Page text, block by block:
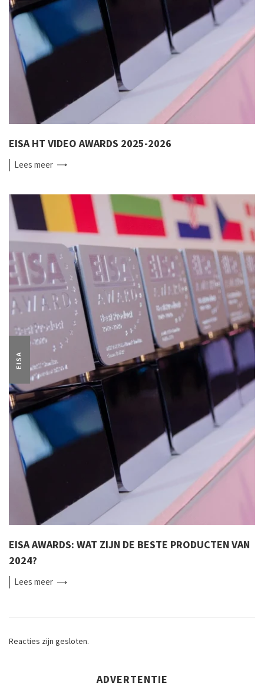
EISA HT VIDEO AWARDS 2025-2026
Leesmeer
EISA
EISA AWARDS: WAT ZIJN DE BESTE PRODUCTEN VAN
2024?
Leesmeer
Reacties zijn gesloten.
ADVERTENTIE